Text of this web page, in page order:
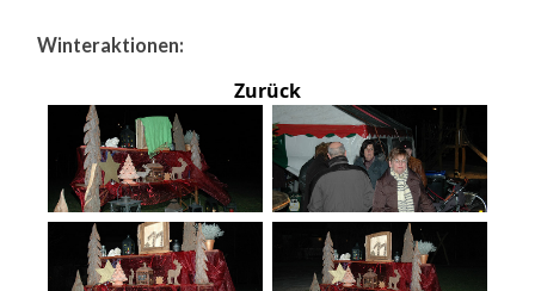
Winteraktionen:
Zurück